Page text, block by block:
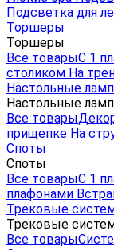
Подсветка для
Торшеры
Торшеры
Все товарыС 1
столиком На
Настольные
Настольные
Все товары
прищепке На
Споты
Споты
Все товарыС 1
плафонами
Трековые
Трековые
Все товары